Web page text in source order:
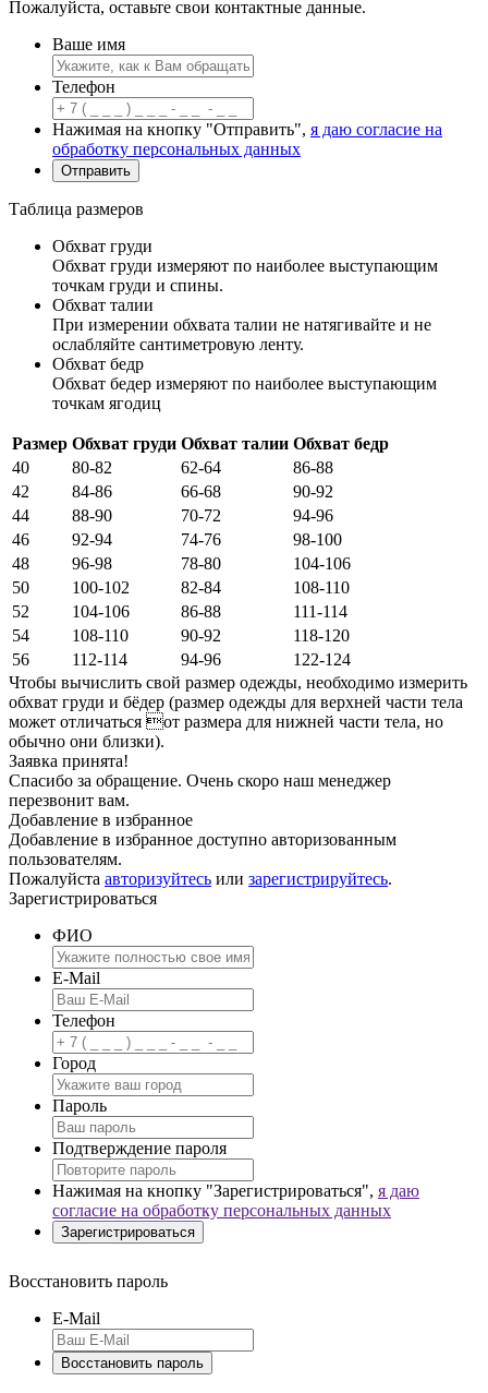
Пожалуйста, оставьте свои контактные данные.
Ваше имя
Телефон
Нажимая на кнопку "Отправить", я даю согласие на
обработку персональных данных
Таблица размеров
Обхват груди
Обхват груди измеряют по наиболее выступающим
точкам груди и спины.
Обхват талии
При измерении обхвата талии не натягивайте и не
ослабляйте сантиметровую ленту.
Обхват бедр
Обхват бедер измеряют по наиболее выступающим
точкам ягодиц
Размер Обхват груди Обхват талии Обхват бедр
40
80-82 62-64
86-88
42
84-86 66-68
90-92
44
88-90 70-72
94-96
46
92-94 74-76
98-100
48
96-98 78-80
104-106
50
100-102 82-84
108-110
52
104-106 86-88
111-114
54
108-110 90-92
118-120
56
112-114 94-96
122-124
Чтобы вычислить свой размер одежды, необходимо измерить
обхват груди и бёдер (размер одежды для верхней части тела
может отличаться от размера для нижней части тела, но
обычно они близки).
Заявка принята!
Спасибо за обращение. Очень скоро наш менеджер
перезвонит вам.
Добавление в избранное
Добавление в избранное доступно авторизованным
пользователям.
Пожалуйста авторизуйтесь или зарегистрируйтесь.
Зарегистрироваться
ФИО
E-Mail
Телефон
Город
Пароль
Подтверждение пароля
Нажимая на кнопку "Зарегистрироваться", я даю
согласие на обработку персональных данных
Восстановить пароль
E-Mail